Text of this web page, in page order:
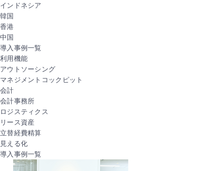
インドネシア
韓国
香港
中国
導入事例一覧
利用機能
アウトソーシング
マネジメントコックピット
会計
会計事務所
ロジスティクス
リース資産
立替経費精算
見える化
導入事例一覧